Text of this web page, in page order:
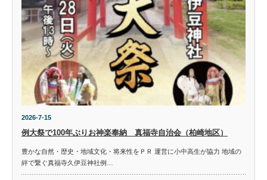
2026-7-15
例大祭で100年ぶりお神楽奉納 真福寺自治会（柏崎地区）
豊かな自然・歴史・地域文化・将来性をＰＲ 運営に小中高生が協力 地域の
絆で繋ぐ真福寺久伊豆神社例…